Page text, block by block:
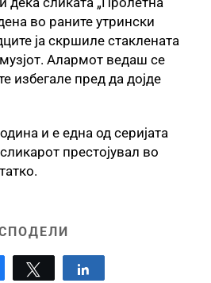
во раните утрински
ја скршиле стаклената
Алармот ведаш се
избегале пред да дојде
и е една од серијата
престојувал во
Tweet